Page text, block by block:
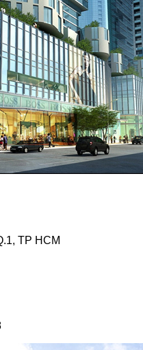
TP HCM